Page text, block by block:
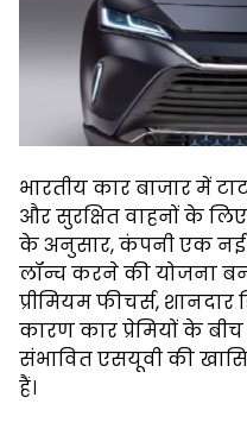
भारतीय कार बाजार में
और सुरक्षित वाहनों के
के अनुसार, कंपनी एक
लॉन्च करने की योजना
प्रीमियम फीचर्स,
कारण कार प्रेमियों के
संभावित एसयूवी की
हैं।